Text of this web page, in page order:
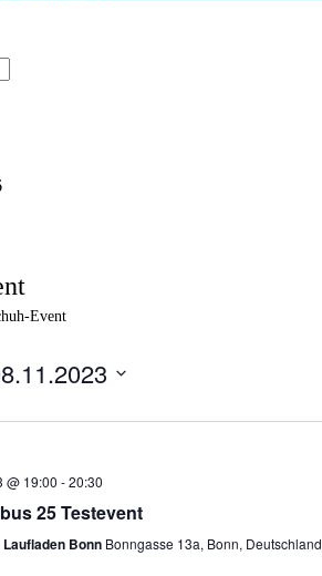
Event
@ 19:00 -20:30
25 Testevent
Bonn Bonngasse 13a, Bonn, Deutschland